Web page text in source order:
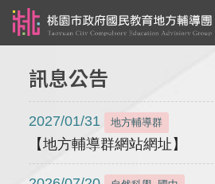
訊息公告
2027/01/31 地方輔導群
【地方輔導群網站網址】